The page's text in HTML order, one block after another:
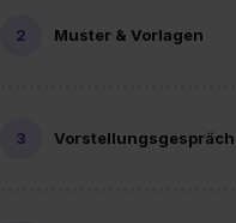
Muster & Vorlagen
Vorstellungsgespräch